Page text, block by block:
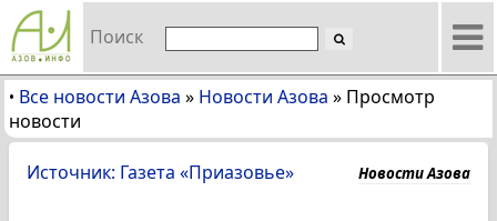
Поиск
• Все новости Азова » Новости Азова » Просмотр
новости
Источник: Газета «Приазовье» Новости Азова